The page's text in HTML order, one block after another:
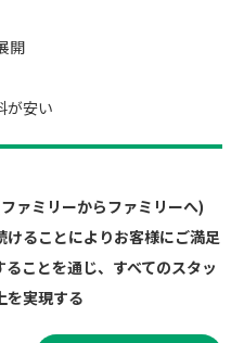
開
が安い
ァミリーからファミリーへ)
ることによりお客様にご満足
ことを通じ、すべてのスタッ
を実現する